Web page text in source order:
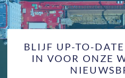
BLIJF UP-TO-
IN VOOR ONZE